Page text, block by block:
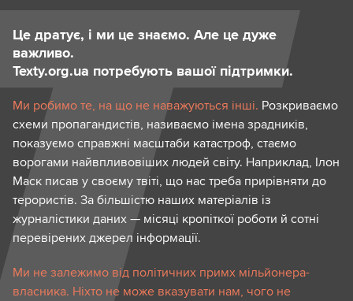
Це дратує, і ми це знаємо. Але це дуже
важливо.
Texty.org.ua потребують вашої підтримки.
Ми робимо те, на що не наважуються інші. Розкриваємо
схеми пропагандистів, називаємо імена зрадників,
показуємо справжні масштаби катастроф, стаємо
ворогами найвпливовіших людей світу. Наприклад, Ілон
Маск писав у своєму твіті, що нас треба прирівняти до
терористів. За більшістю наших матеріалів із
журналістики даних — місяці кропіткої роботи й сотні
перевірених джерел інформації.
Ми не залежимо від політичних примх мільйонера-
власника. Ніхто не може вказувати нам, чого не